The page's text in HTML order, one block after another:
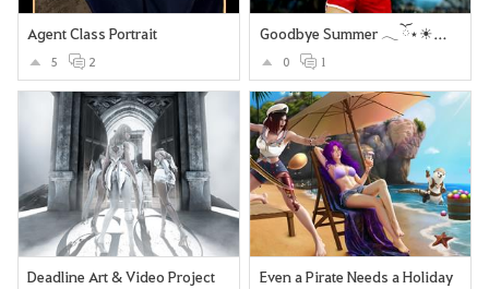
Agent Class Portrait
5 2
Goodbye Summer 𓂃 ོ⋆☀︎𓂃⛱
0 1
Deadline Art & Video Project Even a Pirate Needs a Holiday